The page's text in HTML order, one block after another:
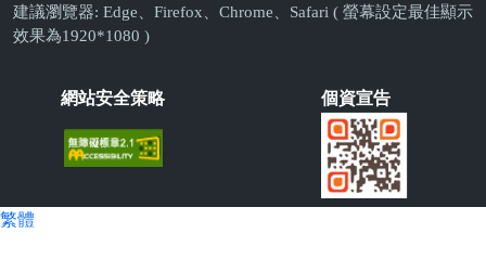
建議瀏覽器: Edge、Firefox、Chrome、Safari ( 螢幕設定最佳顯示
效果為1920*1080 )
網站安全策略 個資宣告
繁體